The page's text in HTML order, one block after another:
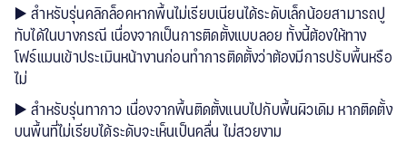
▶️ สำหรับรุ่นคลิกล็อคหากพื้นไม่เรียบเนียนได้ระดับเล็กน้อยสามารถปู
ทับได้ในบางกรณี เนื่องจากเป็นการติดตั้งแบบลอย ทั้งนี้ต้องให้ทาง
โฟร์แมนเข้าประเมินหน้างานก่อนทำการติดตั้งว่าต้องมีการปรับพื้นหรือ
ไม่
▶️ สำหรับรุ่นทากาว เนื่องจากพื้นติดตั้งแนบไปกับพื้นผิวเดิม หากติดตั้ง
บนพื้นที่ไม่เรียบได้ระดับจะเห็นเป็นคลื่น ไม่สวยงาม